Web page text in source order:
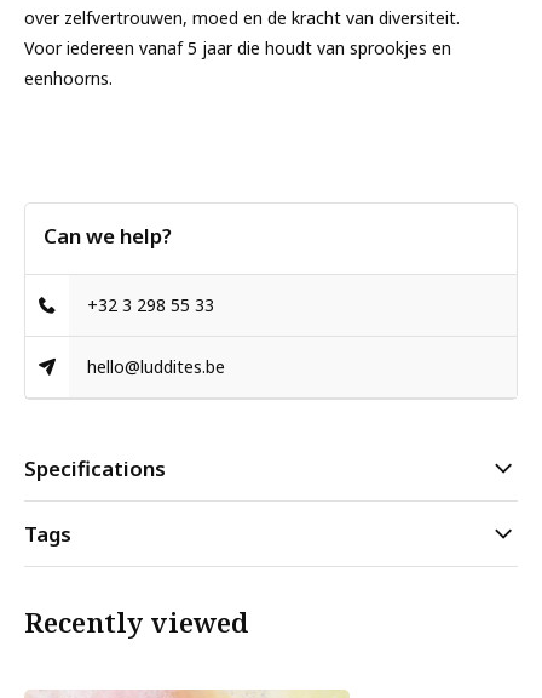
over zelfvertrouwen, moed en de kracht van diversiteit.
Voor iedereen vanaf 5 jaar die houdt van sprookjes en
eenhoorns.
Can we help?
+32 3 298 55 33
hello@luddites.be
Specifications
Tags
Recently viewed